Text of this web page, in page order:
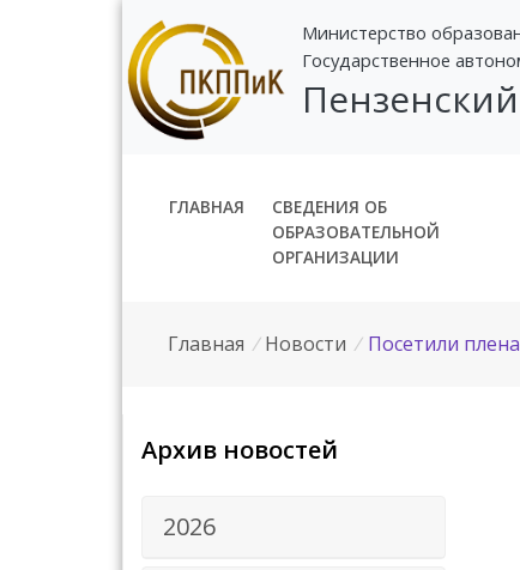
Министерство
Государственное
ГЛАВНАЯ
СВЕДЕНИЯ ОБ
ОБРАЗОВАТЕЛЬНОЙ
ОРГАНИЗАЦИИ
Главная / Новости / Посетили
Архив новостей
2026